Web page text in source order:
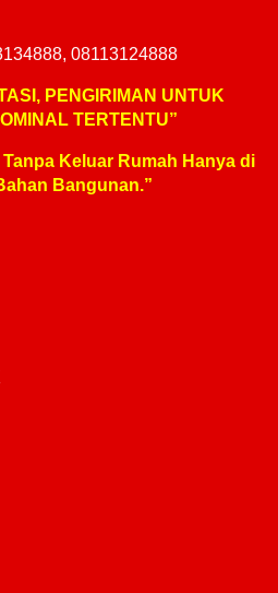
08113124888
PENGIRIMAN UNTUK
TERTENTU”
Keluar Rumah Hanya di
Bangunan.”